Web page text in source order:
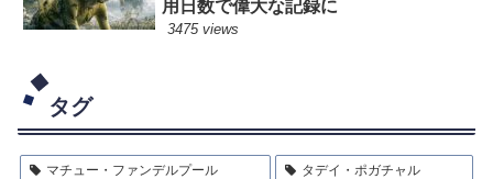
用日数で偉大な記録に
3475 views
タグ
マチュー・ファンデルプール タデイ・ポガチャル